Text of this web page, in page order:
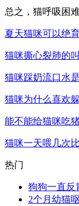
总之，猫呼吸困
夏天猫咪可以绝
猫咪撕心裂肺的
猫咪踩奶流口水
猫咪为什么喜欢
能不能给猫咪吃
猫咪一天喂几次
热门
狗狗一直反
2个月幼猫